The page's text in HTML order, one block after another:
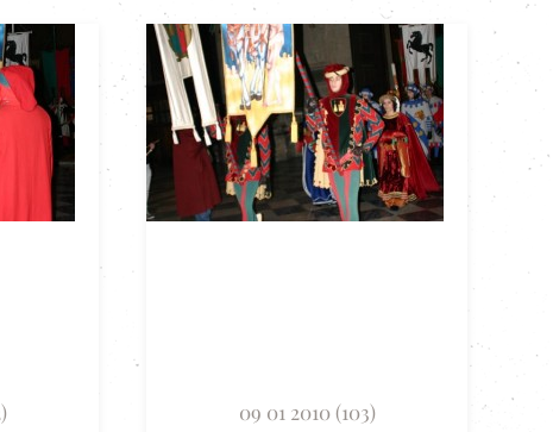
09 01 2010 (103)